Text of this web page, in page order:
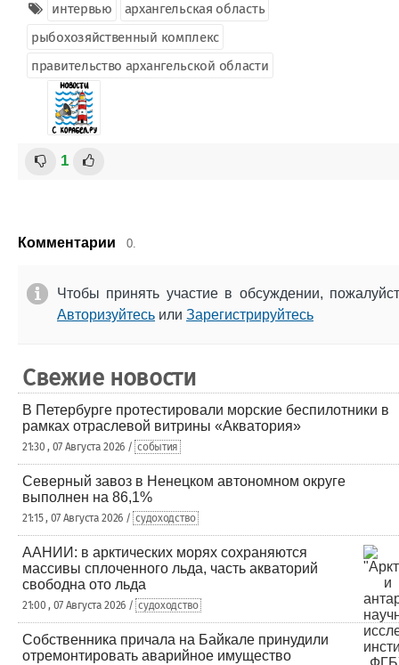
интервью
архангельская область
рыбохозяйственный комплекс
правительство архангельской области
1
Комментарии 0.
Чтобы принять участие в обсуждении,
Авторизуйтесь или Зарегистрируйтесь
Свежие новости
В Петербурге протестировали морские беспилотники в
рамках отраслевой витрины «Акватория»
21:30 , 07 Августа 2026 / события
Северный завоз в Ненецком автономном округе
выполнен на 86,1%
21:15 , 07 Августа 2026 / судоходство
ААНИИ: в арктических морях сохраняются
массивы сплоченного льда, часть акваторий
свободна ото льда
21:00 , 07 Августа 2026 / судоходство
Собственника причала на Байкале принудили
отремонтировать аварийное имущество